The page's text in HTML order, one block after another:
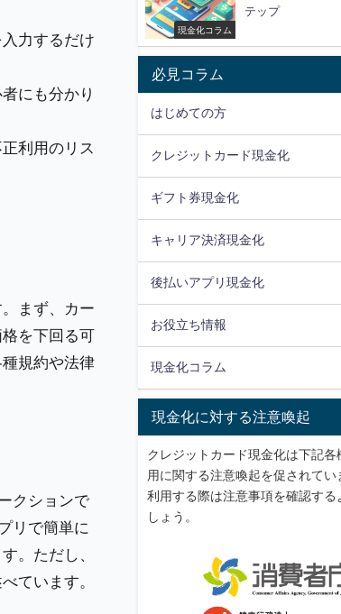
力するだけ
にも分かり
利用のリス
まず、カー
を下回る可
規約や法律
クションで
リで簡単に
。ただし、
ています。
現金化コラム
テップ
必見コラム
はじめての方
クレジットカード現金化
ギフト券現金化
キャリア決済現金化
後払いアプリ現金化
お役立ち情報
現金化コラム
現金化に対する注意喚起
クレジットカード現金化は下記各
用に関する注意喚起を促されてい
利用する際は注意事項を確認する
しょう。